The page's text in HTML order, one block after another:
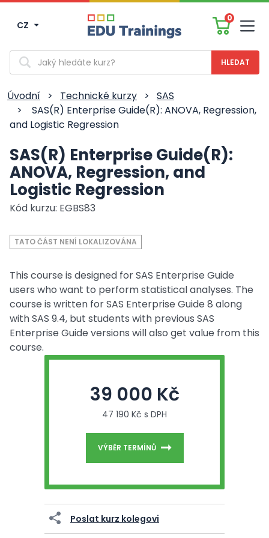
CZ
0
Vyhledávání
Úvodní > Technické kurzy >
SAS
>
SAS(R) Enterprise Guide(R): ANOVA, Regression,
and Logistic Regression
SAS(R) Enterprise Guide(R):
ANOVA, Regression, and
Logistic Regression
Kód kurzu: EGBS83
TATO ČÁST NENÍ LOKALIZOVÁNA
This course is designed for SAS Enterprise Guide
users who want to perform statistical analyses. The
course is written for SAS Enterprise Guide 8 along
with SAS 9.4, but students with previous SAS
Enterprise Guide versions will also get value from this
course.
39 000 Kč
47 190 Kč s DPH
VÝBĚR TERMÍNŮ
Poslat kurz kolegovi